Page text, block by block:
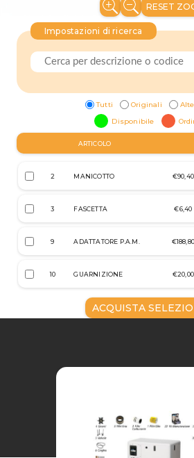
RESET
Impostazioni di ricerca
Tutti Originali
Disponibile
ARTICOLO
2 MANICOTTO €90,40
3 FASCETTA €6,40
9 ADATTATORE P.A.M. €188,80
10 GUARNIZIONE €20,00
ACQUISTA